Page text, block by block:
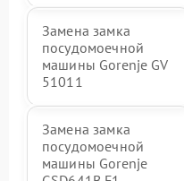
Замена замка
посудомоечной
машины Gorenje GV
51011
Замена замка
посудомоечной
машины Gorenje